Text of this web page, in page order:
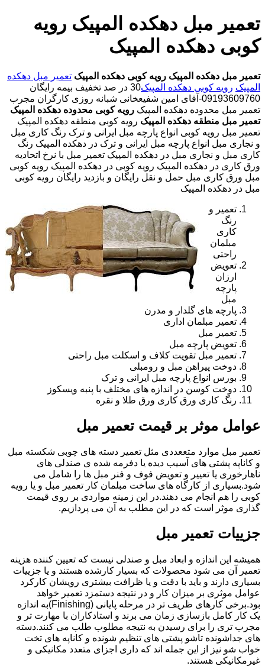
تعمیر مبل دهکده المپیک رویه
کوبی دهکده المپیک
تعمیر مبل دهکده المپیک رویه کوبی دهکده المپیک تعمیر مبل دهکده
المپیک رویه کوبی دهکده المپیک
30 در صد تخفیف بیمه رایگان
09193609760-آقای امین شفیعخانی شبانه روزی کارگران مجرب
تعمیر مبل محدوده دهکده المپیک رویه کوبی محدوده دهکده المپیک
تعمیر مبل منطقه دهکده المپیک رویه کوبی منطقه دهکده المپیک
تعمیر مبل رویه کوبی انواع پارچه مبل ایرانی و ترک رنگ کاری مبل
و نجاری مبل انواع پارچه مبل ایرانی و ترک در دهکده المپیک رنگ
کاری مبل و نجاری مبل در دهکده المپیک تعمیر مبل با نرخ اتحادیه
ورق کاری در دهکده المپیک رویه کوبی در دهکده المپیک رویه کوبی
مبل ورق کاری مبل حمل و نقل رایگان و بازدید رایگان رویه کوبی
مبل در دهکده المپیک
تعمیر و
رنگ
کاری
مبلمان
راحتی
تعویض
ارزان
پارچه
مبل
پارچه های گلدار و مدرن
تعمیر مبلمان اداری
تعمیر مبل
تعویض پارچه مبل
تعمیر مبل تقویت کلاف و اسکلت مبل راحتی
دوخت پیراهن مبل و رومبلی
بورس انواع پارچه مبل ایرانی و ترک
دوخت کوسن در اندازه های مختلف با پنبه ویسکوز
رنگ کاری ورق کاری ورق طلا و نقره
عوامل موثر بر قیمت تعمیر مبل
تعمیر مبل موارد متععددی مثل تعمیر دسته های چوبی شکسته مبل
و کاناپه پشتی های آسیب دیده یا دفرمه شده ی صندلی های
ناهارخوری یا تعییر و تعویض فوف و فنر مبل ها را شامل می
شود.بسیاری از کارگاه های ساخت مبلمان کار تعمیر مبل و یا رویه
کوبی را هم انجام می دهند.در این زمینه مواردی بر روی قیمت
گذاری موثر است که در این مطلب به آن می پردازیم.
جزییات تعمیر مبل
همیشه این اندازه و ابعاد مبل و صندلی نیست که تعیین کننده هزینه
تعمیر آن می شود محصولات که بسیار کارشده هستند و یا جزییات
بسیاری دارند و باید با دقت و یا ظرافت بیشتری رویشان کارکرد
عوامل موثری بر میزان کار و در نتیجه دستمزد تعمیر خواهد
بود.برخی کارهای ظریف تر در مرحله پایانی (Finishing)به اندازه
یک کار کامل بازسازی زمان می برند و استادکاران با مهارت تر و
مجرب تری را برای رسیدن به نتیجه مطلوب طلب می کنند.دسته
های جداشونده تاشو پشتی های تنظیم شونده و کاناپه های تخت
خواب شو نیز از این جمله اند که داری اجزای متعدد مکانیکی و
غیرمکانیکی هستند.